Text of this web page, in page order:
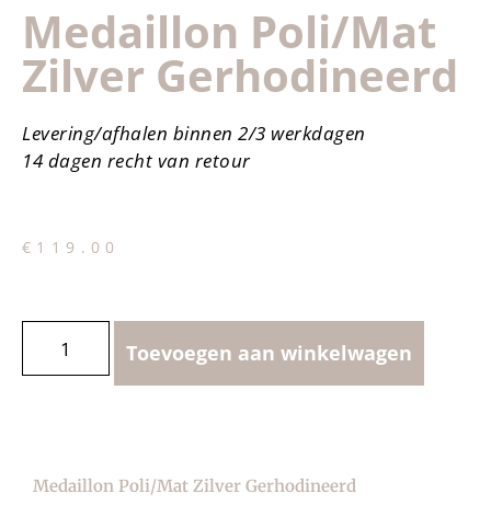
Medaillon Poli/mat
Zilver Gerhodineerd
Levering/afhalen binnen 2/3 werkdagen
14 dagen recht van retour
€ 119.00
Toevoegen aan winkelwagen
Medaillon Poli/mat Zilver Gerhodineerd